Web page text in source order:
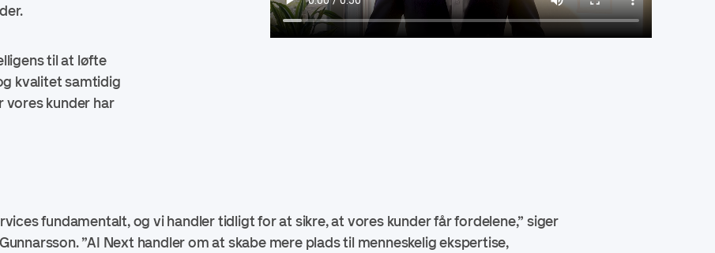
til at løfte
kvalitet samtidig
vores kunder har
fundamentalt, og vi handler tidligt for at sikre, at vores kunder får fordelene,” siger
”AI Next handler om at skabe mere plads til menneskelig ekspertise,